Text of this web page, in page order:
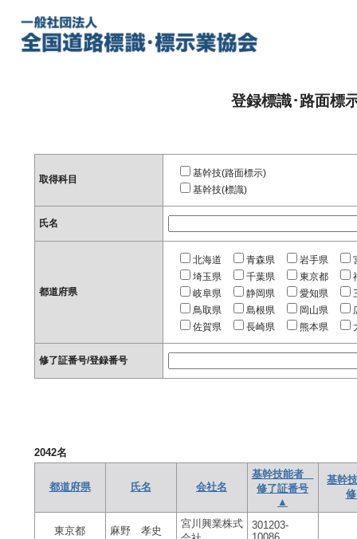
登録標識･路面標
取得科目
基幹技(路面標示)
基幹技(標識)
氏名
都道府県
北海道 青森県 岩手県
埼玉県
千葉県 東京都
岐阜県
静岡県 愛知県
鳥取県
島根県 岡山県
佐賀県
長崎県 熊本県
修了証番号/登録番号
2042名
都道府県 氏名 会社名
基幹技能者
修了証番号
▲
基幹
東京都 麻野 孝史
宮川興業株式
301203-